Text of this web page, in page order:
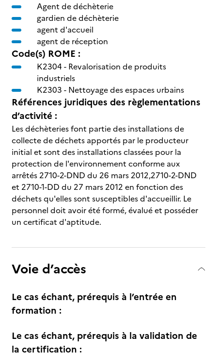
Agent de déchèterie
gardien de déchèterie
agent d'accueil
agent de réception
Code(s) ROME :
K2304 - Revalorisation de produits
industriels
K2303 - Nettoyage des espaces urbains
Références juridiques des règlementations
d’activité :
Les déchèteries font partie des installations de
collecte de déchets apportés par le producteur
initial et sont des installations classées pour la
protection de l'environnement conforme aux
arrêtés 2710-2-DND du 26 mars 2012,2710-2-DND
et 2710-1-DD du 27 mars 2012 en fonction des
déchets qu'elles sont susceptibles d'accueillir. Le
personnel doit avoir été formé, évalué et posséder
un certificat d'aptitude.
Voie d’accès
Le cas échant, prérequis à l’entrée en
formation :
Le cas échant, prérequis à la validation de
la certification :